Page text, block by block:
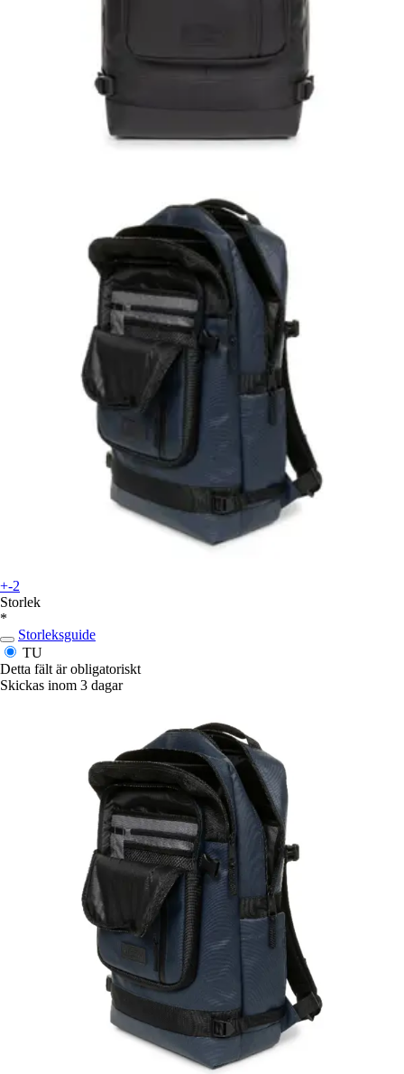
+-2
Storlek
*
Storleksguide
TU
Detta fält är obligatoriskt
Skickas inom 3 dagar